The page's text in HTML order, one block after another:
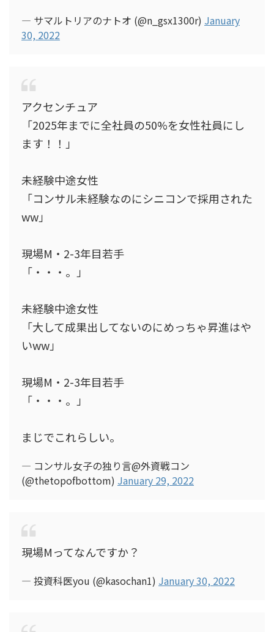
— サマルトリアのナトオ (@n_gsx1300r) January
30, 2022
アクセンチュア
「2025年までに全社員の50%を女性社員にし
ます！！」
未経験中途女性
「コンサル未経験なのにシニコンで採用された
ww」
現場M・2-3年目若手
「・・・。」
未経験中途女性
「大して成果出してないのにめっちゃ昇進はや
いww」
現場M・2-3年目若手
「・・・。」
まじでこれらしい。
— コンサル女子の独り言@外資戦コン
(@thetopofbottom) January 29, 2022
現場Mってなんですか？
— 投資科医you (@kasochan1) January 30, 2022